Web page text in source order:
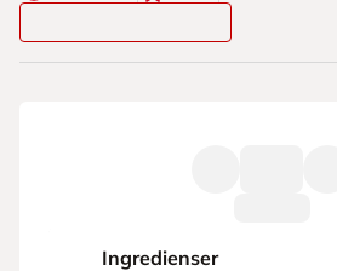
Ingredienser